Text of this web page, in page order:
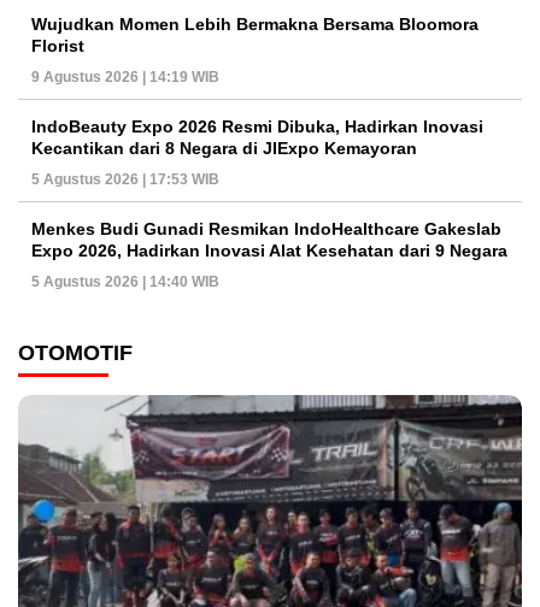
Wujudkan Momen Lebih Bermakna Bersama Bloomora
Florist
9 Agustus 2026 | 14:19 WIB
IndoBeauty Expo 2026 Resmi Dibuka, Hadirkan Inovasi
Kecantikan dari 8 Negara di JIExpo Kemayoran
5 Agustus 2026 | 17:53 WIB
Menkes Budi Gunadi Resmikan IndoHealthcare Gakeslab
Expo 2026, Hadirkan Inovasi Alat Kesehatan dari 9 Negara
5 Agustus 2026 | 14:40 WIB
OTOMOTIF